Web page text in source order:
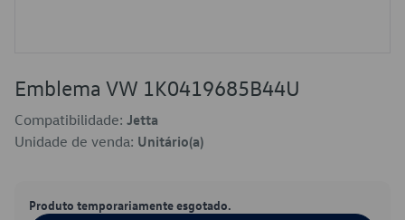
Emblema VW 1K0419685B44U
Compatibilidade: Jetta
Unidade de venda: Unitário(a)
Produto temporariamente esgotado.